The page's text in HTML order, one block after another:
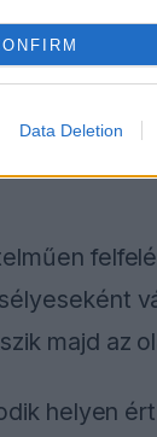
Data Deletion
majd az
helyen